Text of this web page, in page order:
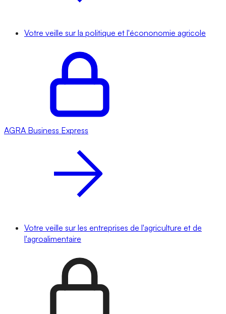
Votre veille sur la politique et l'écononomie agricole
AGRA Business Express
Votre veille sur les entreprises de l'agriculture et de
l'agroalimentaire